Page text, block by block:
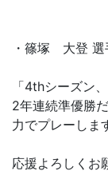
・篠塚 大登 選
「4thシーズン
2年連続準優勝
力でプレーしま
応援よろしくお